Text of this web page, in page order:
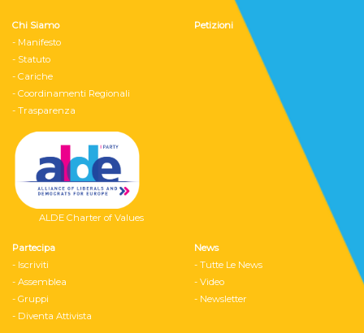
Chi Siamo
- Manifesto
- Statuto
- Cariche
- Coordinamenti Regionali
- Trasparenza
ALDE Charter of Values
Petizioni
Partecipa
- Iscriviti
- Assemblea
- Gruppi
- Diventa Attivista
News
- Tutte Le News
- Video
- Newsletter